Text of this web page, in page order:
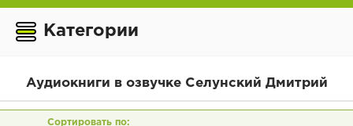
Категории
Аудиокниги в озвучке Селунский Дмитрий